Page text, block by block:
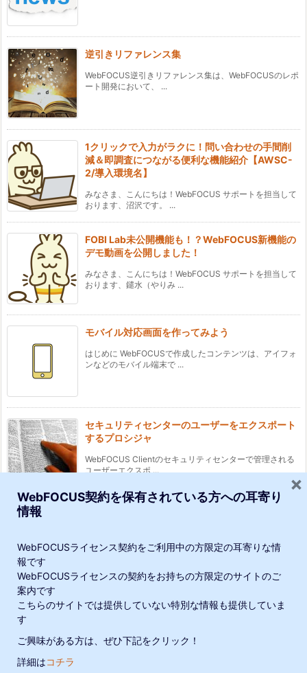
逆引きリファレンス集
WebFOCUS逆引きリファレンス集は、WebFOCUSのレポ
ート開発において、 ...
1クリックで入力がラクに！問い合わせの手間削
減＆即調査につながる便利な機能紹介【AWSC-
2/導入環境名】
みなさま、こんにちは！WebFOCUS サポートを担当して
おります、沼沢です。 ...
FOBI Lab未公開機能も！？WebFOCUS新機能の
デモ動画を公開しました！
みなさま、こんにちは！WebFOCUS サポートを担当して
おります、鑓水（やりみ ...
モバイル対応画面を作ってみよう
はじめに WebFOCUSで作成したコンテンツは、アイフォ
ンなどのモバイル端末で ...
セキュリティセンターのユーザーをエクスポート
するプロシジャ
WebFOCUS Clientのセキュリティセンターで管理される
ユーザーエクスポ ...
タの項目をソートして ...
ホーム
当サイトでは、利便性向上や閲覧の追跡のために、Google・他連携サー
ビスによりCookieが使用されています。サイトの閲覧を続けた場合、
WebFOCUS契約を保有されている方への耳寄り
情報
WebFOCUSライセンス契約をご利用中の方限定の耳寄りな情
報です
WebFOCUSライセンスの契約をお持ちの方限定のサイトのご
案内です
こちらのサイトでは提供していない特別な情報も提供していま
す
ご興味がある方は、ぜひ下記をクリック！
詳細はコチラ
×